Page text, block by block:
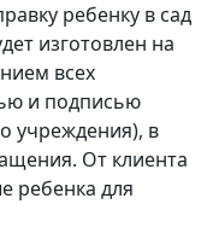
ребенку в сад
изготовлен на
всех
и подписью
учреждения), в
От клиента
ребенка для